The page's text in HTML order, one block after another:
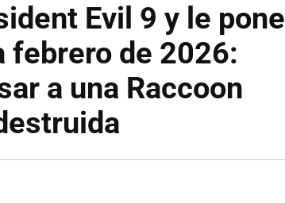
Evil 9 y le pone
febrero de 2026:
a una Raccoon